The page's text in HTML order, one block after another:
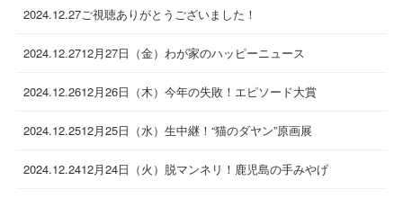
2024.12.27ご視聴ありがとうございました！
2024.12.2712月27日（金）わが家のハッピーニュース
2024.12.2612月26日（木）今年の失敗！エピソード大賞
2024.12.2512月25日（水）生中継！“猫のダヤン”原画展
2024.12.2412月24日（火）脱マンネリ！鹿児島の手みやげ